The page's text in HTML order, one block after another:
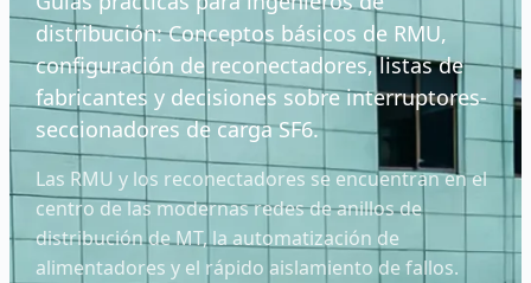
distribución: Conceptos básicos de RMU,
configuración de reconectadores, listas de
fabricantes y decisiones sobre interruptores-
seccionadores de carga SF6.
Las RMU y los reconectadores se encuentran en el
centro de las modernas redes de anillos de
distribución de MT, la automatización de
alimentadores y el rápido aislamiento de fallos.